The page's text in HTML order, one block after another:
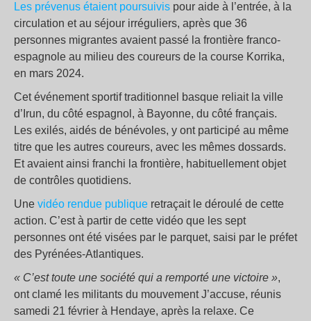
Les prévenus étaient poursuivis pour aide à l’entrée, à la
circulation et au séjour irréguliers, après que 36
personnes migrantes avaient passé la frontière franco-
espagnole au milieu des coureurs de la course Korrika,
en mars 2024.
Cet événement sportif traditionnel basque reliait la ville
d’Irun, du côté espagnol, à Bayonne, du côté français.
Les exilés, aidés de bénévoles, y ont participé au même
titre que les autres coureurs, avec les mêmes dossards.
Et avaient ainsi franchi la frontière, habituellement objet
de contrôles quotidiens.
Une vidéo rendue publique retraçait le déroulé de cette
action. C’est à partir de cette vidéo que les sept
personnes ont été visées par le parquet, saisi par le préfet
des Pyrénées-Atlantiques.
« C’est toute une société qui a remporté une victoire »,
ont clamé les militants du mouvement J’accuse, réunis
samedi 21 février à Hendaye, après la relaxe. Ce